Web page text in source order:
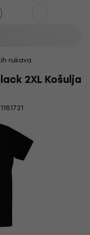
rukava
2XL Košulja
1181721